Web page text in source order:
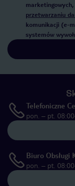
przetwarzaniu
komunikacji (e-
systemów
Telefoniczne
pon. – pt.
Biuro Obsługi
pon. – pt.